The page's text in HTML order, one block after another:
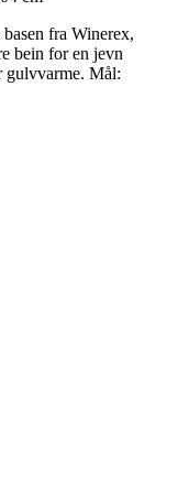
fra Winerex,
bein for en jevn
gulvvarme. Mål: